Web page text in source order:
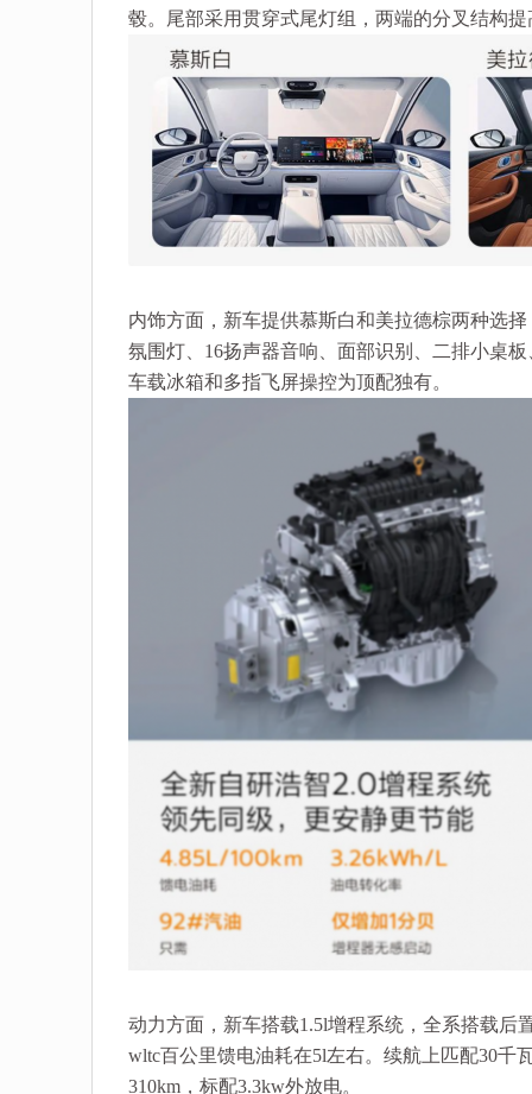
毂。尾部采用贯穿式尾灯组，两端的分叉结构
内饰方面，新车提供慕斯白和美拉德棕两种选
氛围灯、16扬声器音响、面部识别、二排小桌
车载冰箱和多指飞屏操控为顶配独有。
动力方面，新车搭载1.5l增程系统，全系搭载后
wltc百公里馈电油耗在5l左右。续航上匹配30千
310km，标配3.3kw外放电。